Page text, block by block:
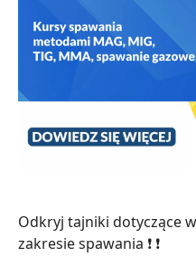
Odkryj tajniki dotyczące
zakresie spawania ❗ ❗